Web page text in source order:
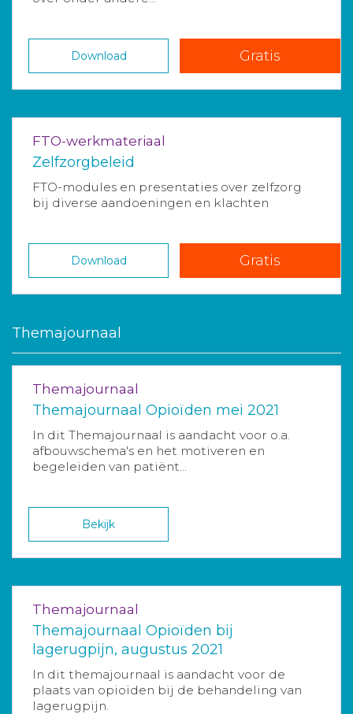
Download Gratis
FTO-werkmateriaal
Zelfzorgbeleid
FTO-modules en presentaties over zelfzorg
bij diverse aandoeningen en klachten
Download Gratis
Themajournaal
Themajournaal
Themajournaal Opioïden mei 2021
In dit Themajournaal is aandacht voor o.a.
afbouwschema's en het motiveren en
begeleiden van patiënt...
Bekijk
Themajournaal
Themajournaal Opioïden bij
lagerugpijn, augustus 2021
In dit themajournaal is aandacht voor de
plaats van opioïden bij de behandeling van
lagerugpijn.